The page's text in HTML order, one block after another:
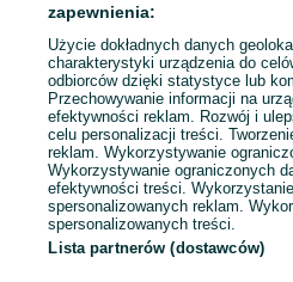
zapewnienia:
Użycie dokładnych danych
charakterystyki urządzenia do
odbiorców dzięki statystyce lub
Przechowywanie informacji na
efektywności reklam. Rozwój i
celu personalizacji treści.
reklam. Wykorzystywanie
Wykorzystywanie ograniczonych
efektywności treści.
spersonalizowanych reklam.
spersonalizowanych treści.
Lista partnerów (dostawców)